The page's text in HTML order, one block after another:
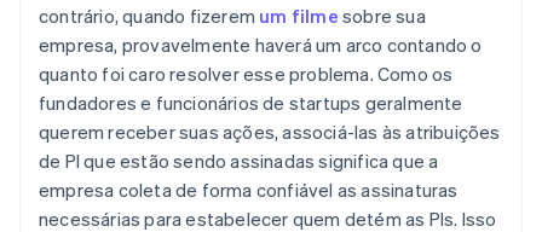
contrário, quando fizerem um filme sobre sua
empresa, provavelmente haverá um arco contando o
quanto foi caro resolver esse problema. Como os
fundadores e funcionários de startups geralmente
querem receber suas ações, associá-las às atribuições
de PI que estão sendo assinadas significa que a
empresa coleta de forma confiável as assinaturas
necessárias para estabelecer quem detém as PIs. Isso